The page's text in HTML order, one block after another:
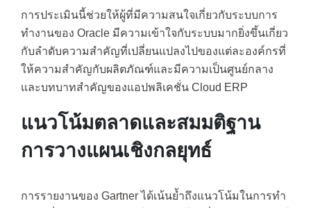
การประเมินนี้ช่วยให้ผู้ที่มีความสนใจเกี่ยวกับระบบการ
ทำงานของ Oracle มีความเข้าใจกับระบบมากยิ่งขึ้นเกี่ยว
กับลำดับความสำคัญที่เปลี่ยนแปลงไปของแต่ละองค์กรที่
ให้ความสำคัญกับผลิตภัณฑ์และมีความเป็นศูนย์กลาง
และบทบาทสำคัญของแอปพลิเคชั่น Cloud ERP
แนวโน้มตลาดและสมมติฐาน
การวางแผนเชิงกลยุทธ์
การรายงานของ Gartner ได้เน้นย้ำถึงแนวโน้มในการทำ